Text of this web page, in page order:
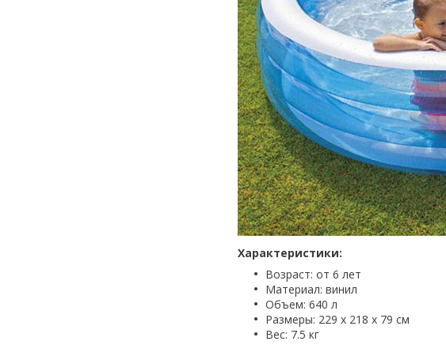
Характеристики:
Возраст: от 6 лет
Материал: винил
Объем: 640 л
Размеры: 229 x 218 x 79 см
Вес: 7.5 кг